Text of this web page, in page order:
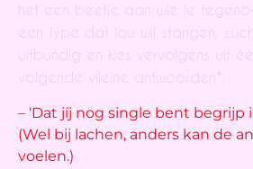
het een beetje aan wie je
een type dat jou wil stangen,
uitbundig en kies vervolgens uit
volgende vileine antwoorden*:
– ‘Dat jíj nog single bent begrijp
(Wel bij lachen, anders kan de
voelen.)